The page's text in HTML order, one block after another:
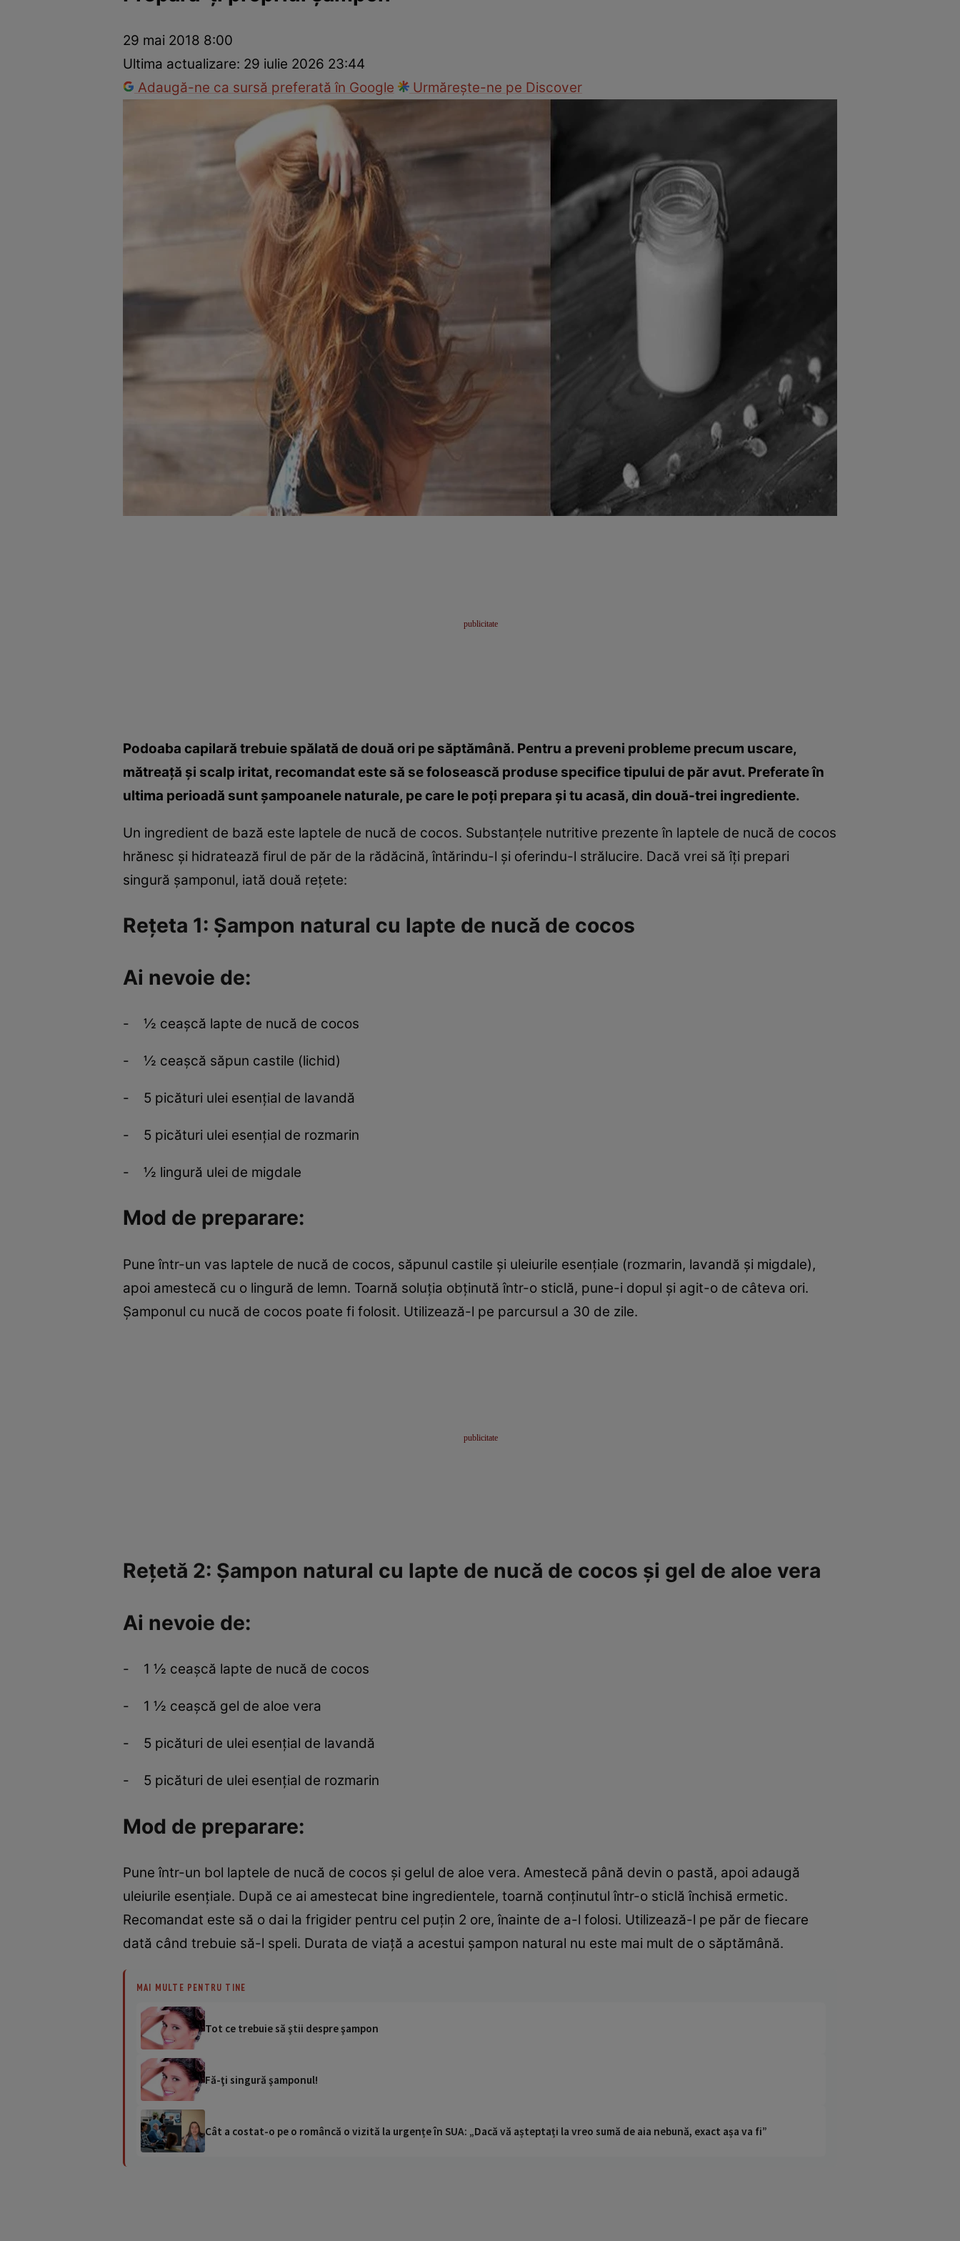
Vedete internaționaleVedete românești
29 mai 2018 8:00
Ultima actualizare: 29 iulie 2026 23:44
Adaugă-ne ca sursă preferată în Google
Urmărește-ne pe Discover
Podoaba capilară trebuie spălată de două ori pe săptămână. Pentru a preveni probleme precum uscare,
mătreaţă şi scalp iritat, recomandat este să se folosească produse specifice tipului de păr avut. Preferate în
ultima perioadă sunt şampoanele naturale, pe care le poţi prepara şi tu acasă, din două-trei ingrediente.
Un ingredient de bază este laptele de nucă de cocos. Substanţele nutritive prezente în laptele de nucă de cocos
hrănesc şi hidratează firul de păr de la rădăcină, întărindu-l şi oferindu-l strălucire. Dacă vrei să îţi prepari
singură şamponul, iată două reţete:
Reţeta 1: Şampon natural cu lapte de nucă de cocos
Ai nevoie de:
- ½ ceaşcă lapte de nucă de cocos
- ½ ceaşcă săpun castile (lichid)
- 5 picături ulei esenţial de lavandă
- 5 picături ulei esenţial de rozmarin
- ½ lingură ulei de migdale
Mod de preparare:
Pune într-un vas laptele de nucă de cocos, săpunul castile şi uleiurile esenţiale (rozmarin, lavandă şi migdale),
apoi amestecă cu o lingură de lemn. Toarnă soluţia obţinută într-o sticlă, pune-i dopul şi agit-o de câteva ori.
Şamponul cu nucă de cocos poate fi folosit. Utilizează-l pe parcursul a 30 de zile.
Reţetă 2: Şampon natural cu lapte de nucă de cocos şi gel de aloe vera
Ai nevoie de:
- 1 ½ ceaşcă lapte de nucă de cocos
- 1 ½ ceaşcă gel de aloe vera
- 5 picături de ulei esenţial de lavandă
- 5 picături de ulei esenţial de rozmarin
Mod de preparare:
Pune într-un bol laptele de nucă de cocos şi gelul de aloe vera. Amestecă până devin o pastă, apoi adaugă
uleiurile esenţiale. După ce ai amestecat bine ingredientele, toarnă conţinutul într-o sticlă închisă ermetic.
Recomandat este să o dai la frigider pentru cel puţin 2 ore, înainte de a-l folosi. Utilizează-l pe păr de fiecare
dată când trebuie să-l speli. Durata de viaţă a acestui şampon natural nu este mai mult de o săptămână.
MAI MULTE PENTRU TINE
Tot ce trebuie să ştii despre şampon
Fă-ţi singură şamponul!
Cât a costat-o pe o româncă o vizită la urgențe în SUA: „Dacă vă așteptați la vreo sumă de aia nebună, exact așa va fi”